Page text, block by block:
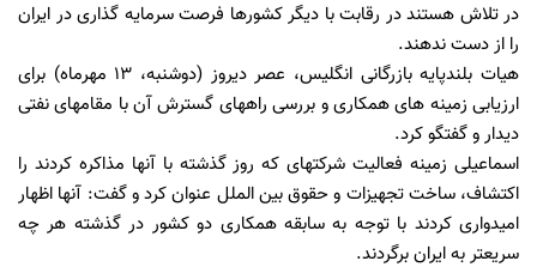
در تلاش هستند در رقابت با دیگر کشورها فرصت سرمایه گذاری در ایران
را از دست ندهند.
هیات بلندپایه بازرگانی انگلیس، عصر دیروز (دوشنبه، ١٣ مهرماه) برای
ارزیابی زمینه های همکاری و بررسی راههای گسترش آن با مقامهای نفتی
دیدار و گفتگو کرد.
اسماعیلی زمینه فعالیت شرکتهای که روز گذشته با آنها مذاکره کردند را
اکتشاف، ساخت تجهیزات و حقوق بین الملل عنوان کرد و گفت: آنها اظهار
امیدواری کردند با توجه به سابقه همکاری دو کشور در گذشته هر چه
سریعتر به ایران برگردند.